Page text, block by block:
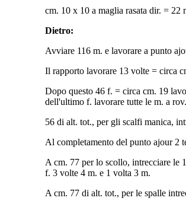
cm. 10 x 10 a maglia rasata dir. = 22
Dietro:
Avviare 116 m. e lavorare a punto
Il rapporto lavorare 13 volte = circa
Dopo questo 46 f. = circa cm. 19
dell'ultimo f. lavorare tutte le m. a rov.
56 di alt. tot., per gli scalfi manica,
Al completamento del punto ajour 2
A cm. 77 per lo scollo, intrecciare le
f. 3 volte 4 m. e 1 volta 3 m.
A cm. 77 di alt. tot., per le spalle